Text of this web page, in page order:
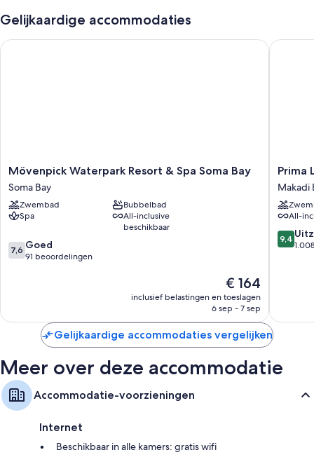
Gelijkaardige accommodaties
Mövenpick
Waterpark
Resort
&
Spa
Bay
Soma
Mövenpick Waterpark Resort & Spa Soma Bay
Soma Bay
Zwembad
Bubbelbad
Spa
All-inclusive
beschikbaar
7.6
van
7,6 Goed
91 beoordelingen
De
prijs
is
€ 164
inclusief belastingen en toeslagen
6 sep - 7 sep
Mövenpick Waterpark Resort & Spa Soma Bay
Prima
Life
Makadi
Hotel
-
All
inclusive
Prima
Makadi
All-
9.4
van
9,4
Prima
Gelijkaardige accommodaties vergelijken
Meer over deze accommodatie
Accommodatie-voorzieningen
Internet
Beschikbaar in alle kamers: gratis wifi